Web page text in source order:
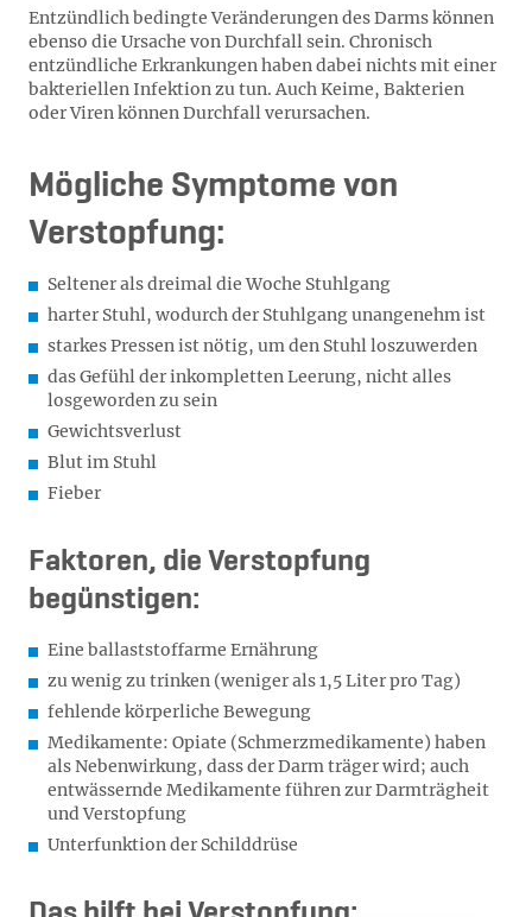
Entzündlich bedingte Veränderungen des Darms können
ebenso die Ursache von Durchfall sein. Chronisch
entzündliche Erkrankungen haben dabei nichts mit einer
bakteriellen Infektion zu tun. Auch Keime, Bakterien
oder Viren können Durchfall verursachen.
Mögliche Symptome von
Verstopfung:
Seltener als dreimal die Woche Stuhlgang
harter Stuhl, wodurch der Stuhlgang unangenehm ist
starkes Pressen ist nötig, um den Stuhl loszuwerden
das Gefühl der inkompletten Leerung, nicht alles
losgeworden zu sein
Gewichtsverlust
Blut im Stuhl
Fieber
Faktoren, die Verstopfung
begünstigen:
Eine ballaststoffarme Ernährung
zu wenig zu trinken (weniger als 1,5 Liter pro Tag)
fehlende körperliche Bewegung
Medikamente: Opiate (Schmerzmedikamente) haben
als Nebenwirkung, dass der Darm träger wird; auch
entwässernde Medikamente führen zur Darmträgheit
und Verstopfung
Unterfunktion der Schilddrüse